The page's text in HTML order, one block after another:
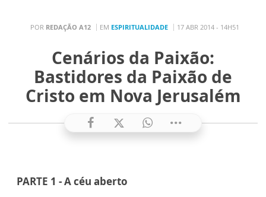
POR REDAÇÃO A12 EM ESPIRITUALIDADE 17 ABR 2014 - 14H51
Cenários da Paixão:
Bastidores da Paixão de
Cristo em Nova Jerusalém
PARTE 1 - A céu aberto